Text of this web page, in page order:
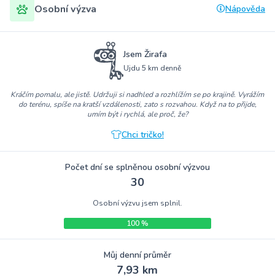
Osobní výzva Nápověda
Jsem Žirafa
Ujdu 5 km denně
Kráčím pomalu, ale jistě. Udržuji si nadhled a rozhlížím se po krajině. Vyrážím
do terénu, spíše na kratší vzdálenosti, zato s rozvahou. Když na to přijde,
umím být i rychlá, ale proč, že?
Chci tričko!
Počet dní se splněnou osobní výzvou
30
Osobní výzvu jsem splnil.
100 %
Můj denní průměr
7,93 km